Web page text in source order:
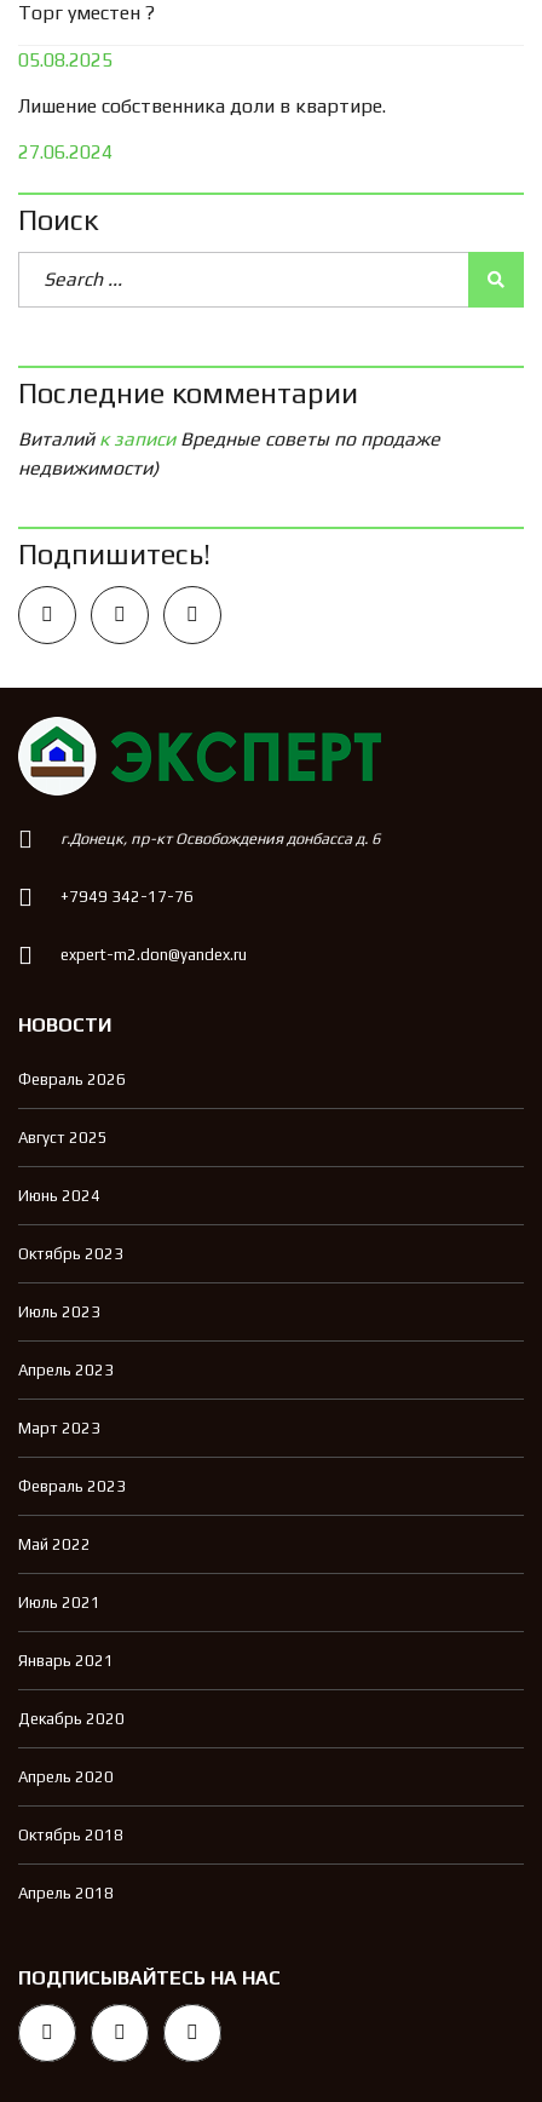
Торг уместен ?
05.08.2025
Лишение собственника доли в квартире.
27.06.2024
Поиск
Последние комментарии
Виталийк записи Вредные советы по продаже
недвижимости)
Подпишитесь!
г.Донецк, пр-кт Освобождения донбасса д. 6
+7949 342-17-76
expert-m2.don@yandex.ru
НОВОСТИ
Февраль 2026
Август 2025
Июнь 2024
Октябрь 2023
Июль 2023
Апрель 2023
Март 2023
Февраль 2023
Май 2022
Июль 2021
Январь 2021
Декабрь 2020
Апрель 2020
Октябрь 2018
Апрель 2018
ПОДПИСЫВАЙТЕСЬ НА НАС